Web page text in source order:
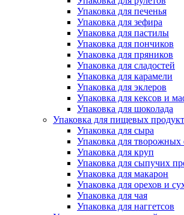
Упаковка для печенья
Упаковка для зефира
Упаковка для пастилы
Упаковка для пончиков
Упаковка для пряников
Упаковка для сладостей
Упаковка для карамели
Упаковка для эклеров
Упаковка для кексов и
Упаковка для шоколада
Упаковка для пищевых
Упаковка для сыра
Упаковка для творожных
Упаковка для круп
Упаковка для сыпучих
Упаковка для макарон
Упаковка для орехов и
Упаковка для чая
Упаковка для наггетсов